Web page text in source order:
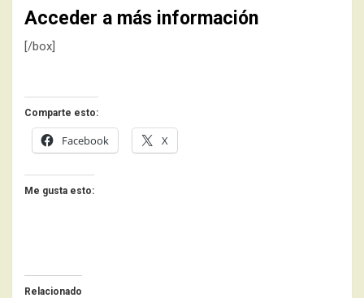
Acceder a más información
[/box]
Comparte esto:
Facebook X
Me gusta esto:
Relacionado